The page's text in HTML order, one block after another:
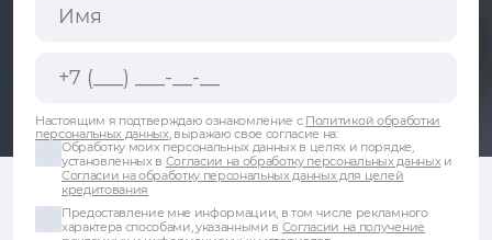
Настоящим я подтверждаю ознакомление с Политикой обработки
персональных данных, выражаю свое согласие на:
Обработку моих персональных данных в целях и порядке,
установленных в Согласии на обработку персональных данныхи
Согласии на обработку персональных данных для целей
кредитования
Предоставление мне информации, в том числе рекламного
характера способами, указанными в Согласии на получение